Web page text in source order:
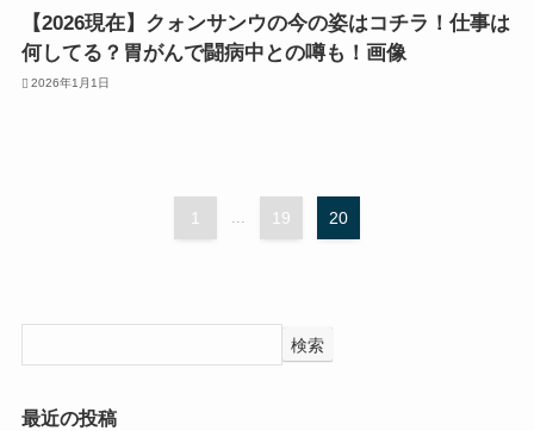
【2026現在】クォンサンウの今の姿はコチラ！仕事は
何してる？胃がんで闘病中との噂も！画像
2026年1月1日
1 ... 19 20
検索
最近の投稿